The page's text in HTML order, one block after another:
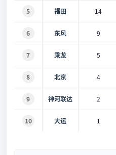
5 福田 14
6 东风 9
7 乘龙 5
8 北京 4
9 神河联达 2
10 大运 1